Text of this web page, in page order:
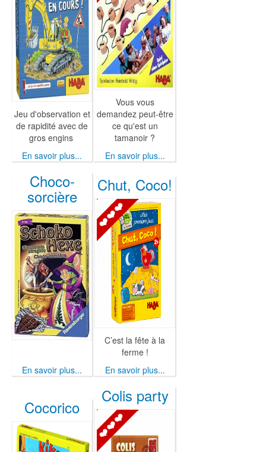
Jeu d'observation et
de rapidité avec de
gros engins
En savoir plus...
Vous vous
demandez peut-être
ce qu'est un
tamanoir ?
En savoir plus...
Choco-
sorcière
En savoir plus...
Chut, Coco!
C’est la fête à la
ferme !
En savoir plus...
Cocorico
Colis party